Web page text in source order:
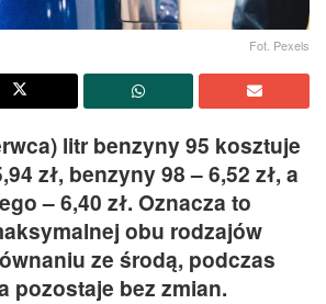
Fot. Pexels
litr benzyny 95 kosztuje
zł, benzyny 98 – 6,52 zł, a
– 6,40 zł. Oznacza to
obu rodzajów
ze środą, podczas
pozostaje bez zmian.